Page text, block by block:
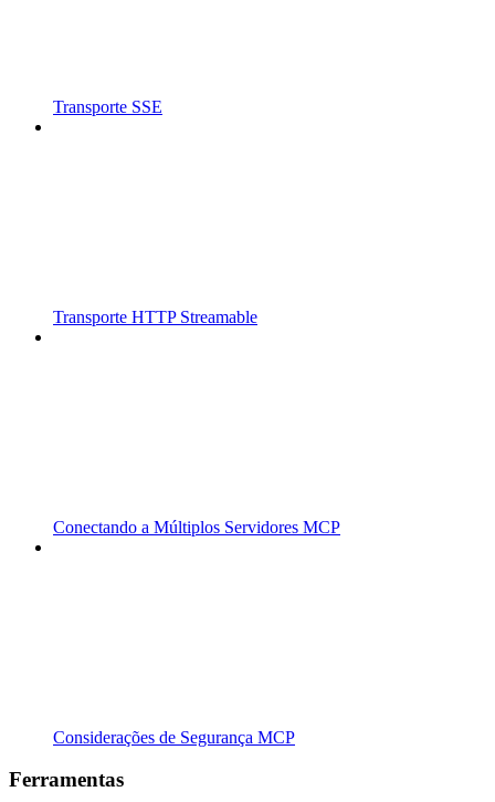
Transporte SSE
Transporte HTTP Streamable
Conectando a Múltiplos Servidores MCP
Considerações de Segurança MCP
Ferramentas